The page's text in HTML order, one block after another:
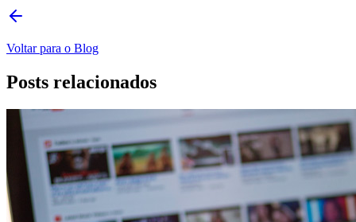
Voltar para o Blog
Posts relacionados